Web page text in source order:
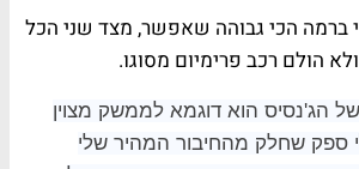
ברמה הכי גבוהה שאפשר, מצד שני הכל
הולם רכב פרימיום מסוגו.
הוא דוגמא לממשק מצוין
לי ספק שחלק מהחיבור המהיר שלי